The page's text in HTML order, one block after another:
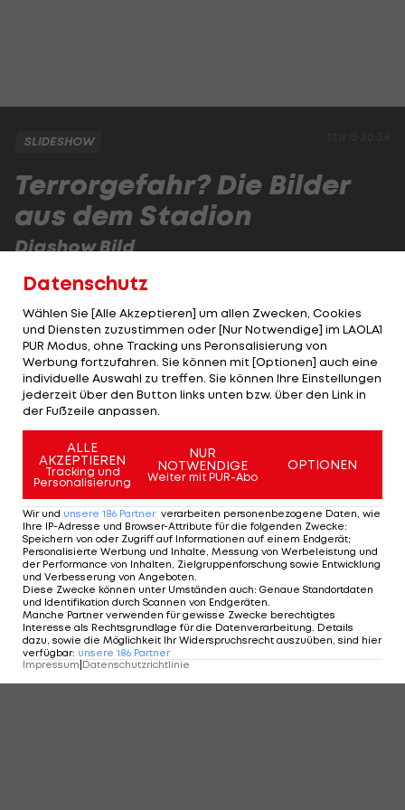
SLIDESHOW
Terrorgefahr? Die Bilder
aus dem Stadion
Diashow Bild
Das Testspiel zwischen Deutschland und den
1 VON 20
KOMMENTARE
Datenschutz
Wählen Sie [Alle Akzeptieren] um allen Zwecken, Cookies
und Diensten zuzustimmen oder [Nur Notwendige] im LAOLA1
PUR Modus, ohne Tracking uns Peronsalisierung von
Werbung fortzufahren. Sie können mit [Optionen] auch eine
individuelle Auswahl zu treffen. Sie können Ihre Einstellungen
jederzeit über den Button links unten bzw. über den Link in
der Fußzeile anpassen.
ALLE
AKZEPTIEREN
Tracking und
Personalisierung
NUR
NOTWENDIGE
Weiter mit PUR-Abo
OPTIONEN
Wir und unsere 186 Partner verarbeiten personenbezogene Daten, wie
Ihre IP-Adresse und Browser-Attribute für die folgenden Zwecke:
Speichern von oder Zugriff auf Informationen auf einem Endgerät;
Personalisierte Werbung und Inhalte, Messung von Werbeleistung und
der Performance von Inhalten, Zielgruppenforschung sowie Entwicklung
und Verbesserung von Angeboten.
Diese Zwecke können unter Umständen auch: Genaue Standortdaten
und Identifikation durch Scannen von Endgeräten.
Manche Partner verwenden für gewisse Zwecke berechtigtes
Interesse als Rechtsgrundlage für die Datenverarbeitung. Details
dazu, sowie die Möglichkeit Ihr Widerspruchsrecht auszuüben, sind hier
verfügbar: unsere 186 Partner
Impressum Datenschutzrichtlinie